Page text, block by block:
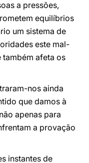
a pressões,
equilíbrios
um sistema de
este mal-
também afeta os
nos ainda
que damos à
apenas para
a provação
instantes de